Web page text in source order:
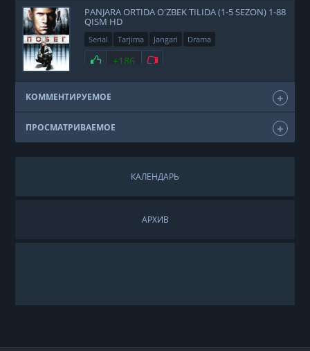
PANJARA ORTIDA O'ZBEK TILIDA (1-5 SEZON) 1-88
QISM HD
Serial Tarjima Jangari Drama
+186
КОММЕНТИРУЕМОЕ
ПРОСМАТРИВАЕМОЕ
КАЛЕНДАРЬ
АРХИВ